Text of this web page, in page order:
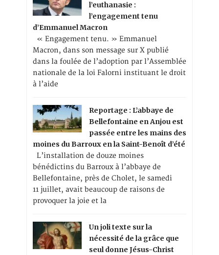
l’euthanasie :
l’engagement tenu
d’Emmanuel Macron
« Engagement tenu. » Emmanuel
Macron, dans son message sur X publié
dans la foulée de l’adoption par l’Assemblée
nationale de la loi Falorni instituant le droit
à l’aide
Reportage : L’abbaye de
Bellefontaine en Anjou est
passée entre les mains des
moines du Barroux en la Saint-Benoît d’été
L’installation de douze moines
bénédictins du Barroux à l’abbaye de
Bellefontaine, près de Cholet, le samedi
11 juillet, avait beaucoup de raisons de
provoquer la joie et la
Un joli texte sur la
nécessité de la grâce que
seul donne Jésus-Christ